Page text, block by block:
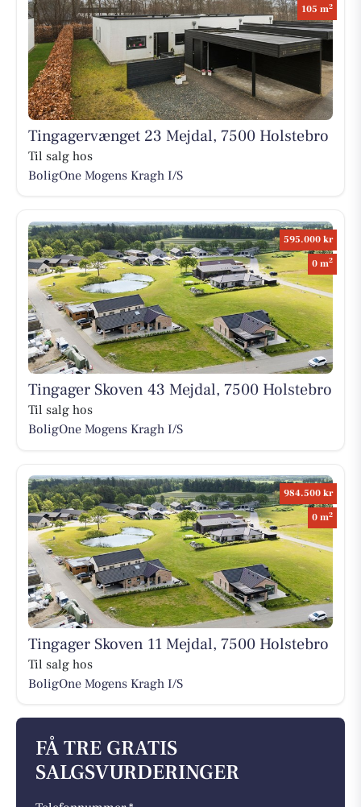
105 m2
Tingagervænget 23 Mejdal, 7500 Holstebro
Til salg hos
BoligOne Mogens Kragh I/S
595.000 kr
0 m2
Tingager Skoven 43 Mejdal, 7500 Holstebro
Til salg hos
BoligOne Mogens Kragh I/S
984.500 kr
0 m2
Tingager Skoven 11 Mejdal, 7500 Holstebro
Til salg hos
BoligOne Mogens Kragh I/S
FÅ TRE GRATIS
SALGSVURDERINGER